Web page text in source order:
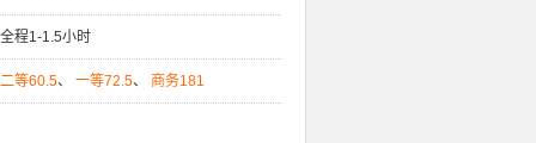
全程1-1.5小时
二等60.5、 一等72.5、 商务181